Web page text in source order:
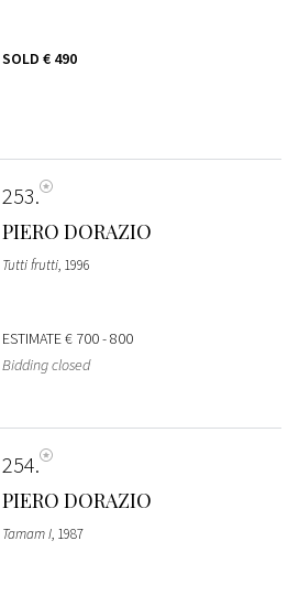
SOLD € 490
253
PIERO DORAZIO
Tutti frutti, 1996
ESTIMATE€ 700 - 800
Bidding closed
254
PIERO DORAZIO
Tamam I, 1987